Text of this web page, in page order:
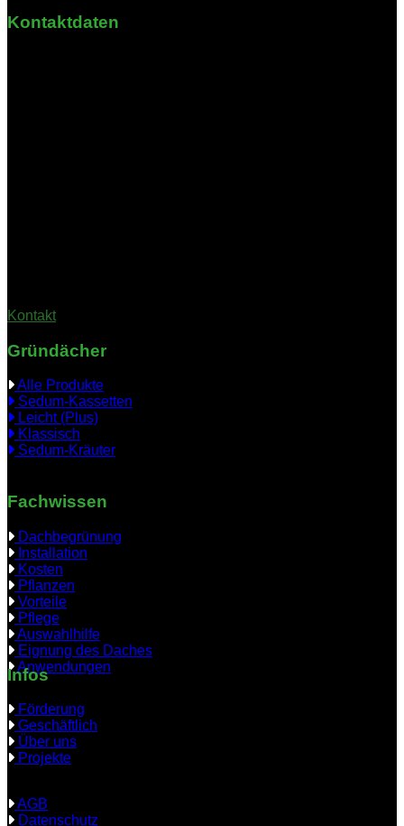
Kontaktdaten
Kontakt
Gründächer
Alle Produkte
Sedum-Kassetten
Leicht (Plus)
Klassisch
Sedum-Kräuter
Fachwissen
Dachbegrünung
Installation
Kosten
Pflanzen
Vorteile
Pflege
Auswahlhilfe
Eignung des Daches
Anwendungen
Infos
Förderung
Geschäftlich
Über uns
Projekte
AGB
Datenschutz